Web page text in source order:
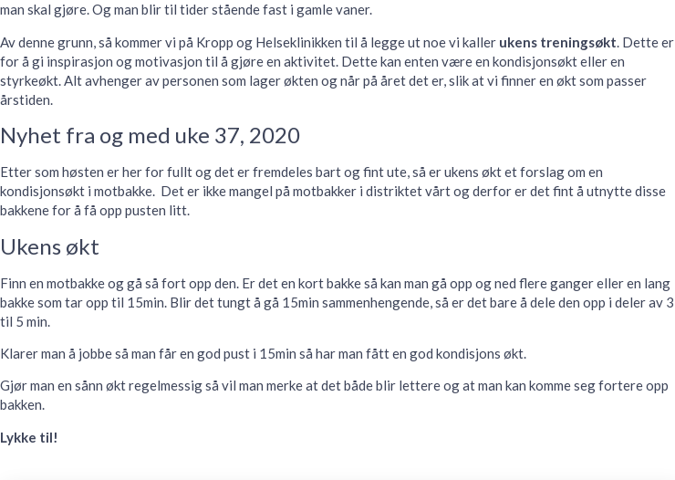
man skal gjøre. Og man blir til tider stående fast i gamle vaner.
Av denne grunn, så kommer vi på Kropp og Helseklinikken til å legge ut noe vi kaller ukens treningsøkt. Dette er
for å gi inspirasjon og motivasjon til å gjøre en aktivitet. Dette kan enten være en kondisjonsøkt eller en
styrkeøkt. Alt avhenger av personen som lager økten og når på året det er, slik at vi finner en økt som passer
årstiden.
Nyhet fra og med uke 37, 2020
Etter som høsten er her for fullt og det er fremdeles bart og fint ute, så er ukens økt et forslag om en
kondisjonsøkt i motbakke. Det er ikke mangel på motbakker i distriktet vårt og derfor er det fint å utnytte disse
bakkene for å få opp pusten litt.
Ukens økt
Finn en motbakke og gå så fort opp den. Er det en kort bakke så kan man gå opp og ned flere ganger eller en lang
bakke som tar opp til 15min. Blir det tungt å gå 15min sammenhengende, så er det bare å dele den opp i deler av 3
til 5 min.
Klarer man å jobbe så man får en god pust i 15min så har man fått en god kondisjons økt.
Gjør man en sånn økt regelmessig så vil man merke at det både blir lettere og at man kan komme seg fortere opp
bakken.
Lykke til!